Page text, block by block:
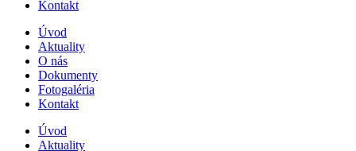
Kontakt
Úvod
Aktuality
O nás
Dokumenty
Fotogaléria
Kontakt
Úvod
Aktuality